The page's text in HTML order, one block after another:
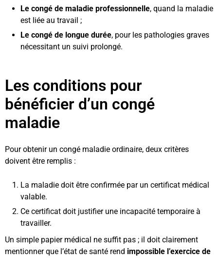
Le congé de maladie professionnelle, quand la maladie
est liée au travail ;
Le congé de longue durée, pour les pathologies graves
nécessitant un suivi prolongé.
Les conditions pour
bénéficier d’un congé
maladie
Pour obtenir un congé maladie ordinaire, deux critères
doivent être remplis :
La maladie doit être confirmée par un certificat médical
valable.
Ce certificat doit justifier une incapacité temporaire à
travailler.
Un simple papier médical ne suffit pas ; il doit clairement
mentionner que l’état de santé rend impossible l’exercice de